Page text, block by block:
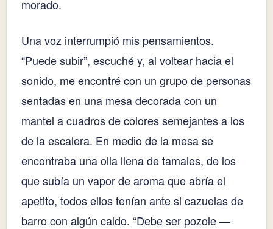
morado.
Una voz interrumpió mis pensamientos.
“Puede subir”, escuché y, al voltear hacia el
sonido, me encontré con un grupo de personas
sentadas en una mesa decorada con un
mantel a cuadros de colores semejantes a los
de la escalera. En medio de la mesa se
encontraba una olla llena de tamales, de los
que subía un vapor de aroma que abría el
apetito, todos ellos tenían ante si cazuelas de
barro con algún caldo. “Debe ser pozole —